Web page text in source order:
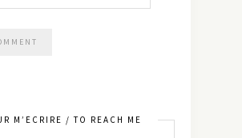
M’ÉCRIRE / TO REACH ME